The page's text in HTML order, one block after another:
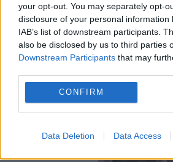
your opt-out. You may separately opt-
disclosure of your personal information
IAB’s list of downstream participants.
also be disclosed by us to third parties
Downstream Participants that may
CONFIRM
Data Deletion Data Access
Mii de pelerini sunt așteptați
Nicula de Hramul Adormirii